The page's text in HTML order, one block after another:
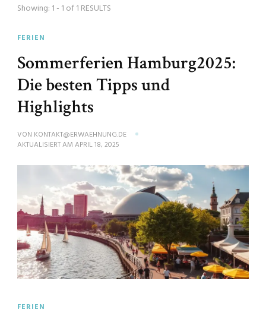
Showing: 1 - 1 of 1 RESULTS
FERIEN
Sommerferien Hamburg2025:
Die besten Tipps und
Highlights
VON KONTAKT@ERWAEHNUNG.DE
AKTUALISIERT AM APRIL 18, 2025
FERIEN